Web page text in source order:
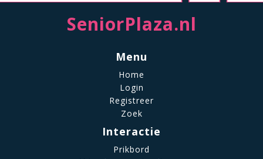
SeniorPlaza.nl
Menu
Home
Login
Registreer
Zoek
Interactie
Prikbord